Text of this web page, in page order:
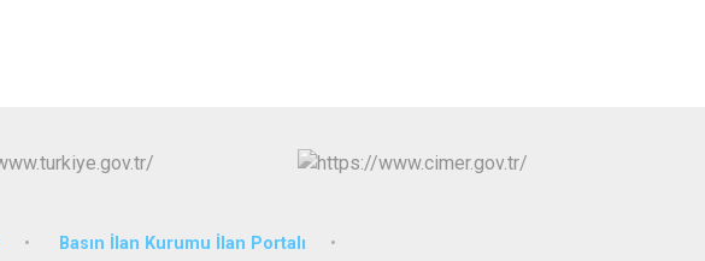
Basın İlan Kurumu İlan Portalı